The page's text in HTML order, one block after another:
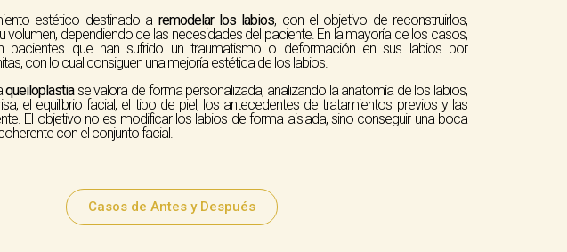
estético destinado a remodelar los labios, con el objetivo de reconstruirlos,
volumen, dependiendo de las necesidades del paciente. En la mayoría de los casos,
pacientes que han sufrido un traumatismo o deformación en sus labios por
con lo cual consiguen una mejoría estética de los labios.
queiloplastiase valora de forma personalizada, analizando la anatomía de los labios,
el equilibrio facial, el tipo de piel, los antecedentes de tratamientos previos y las
El objetivo no es modificar los labios de forma aislada, sino conseguir una boca
con el conjunto facial.
Casos de Antes y Después